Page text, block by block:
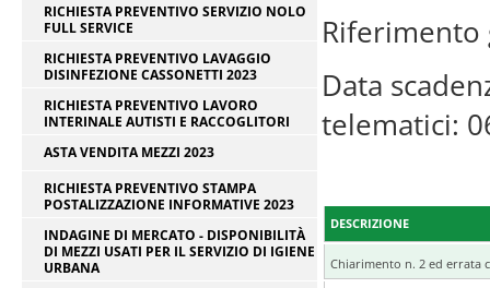
RICHIESTA PREVENTIVO SERVIZIO NOLO
FULL SERVICE
RICHIESTA PREVENTIVO LAVAGGIO
DISINFEZIONE CASSONETTI 2023
RICHIESTA PREVENTIVO LAVORO
INTERINALE AUTISTI E RACCOGLITORI
ASTA VENDITA MEZZI 2023
RICHIESTA PREVENTIVO STAMPA
POSTALIZZAZIONE INFORMATIVE 2023
INDAGINE DI MERCATO - DISPONIBILITÀ
DI MEZZI USATI PER IL SERVIZIO DI IGIENE
URBANA
Riferimento
Data
telematici:
DESCRIZIONE
Chiarimento n. 2 ed errata